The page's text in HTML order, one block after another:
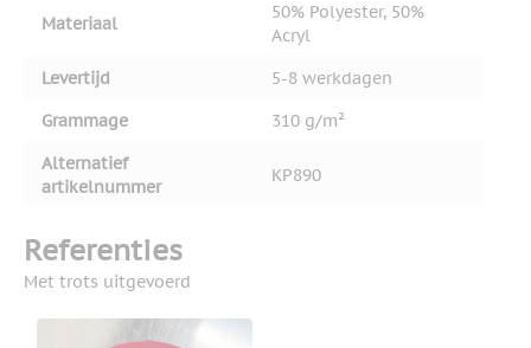
Materiaal
50% Polyester, 50%
Acryl
Levertijd
5-8 werkdagen
Grammage
310 g/m²
Alternatief
artikelnummer
KP890
Referenties
Met trots uitgevoerd